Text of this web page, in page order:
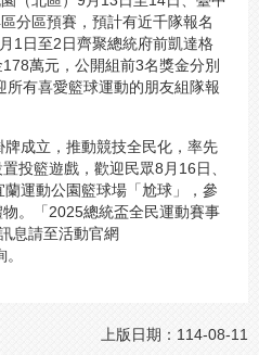
分區預賽，預計有近千隊報名
1日至2日齊聚總統府前凱達格
萬元，公開組前3名獎金分別
有喜愛籃球運動的朋友組隊報
成立，推動競技全民化，率先
投籃遊戲，歡迎民眾8月16日、
運動公園籃球場「尬球」，參
。「2025總統盃全民運動賽事
息請至活動官網
上版日期：114-08-11